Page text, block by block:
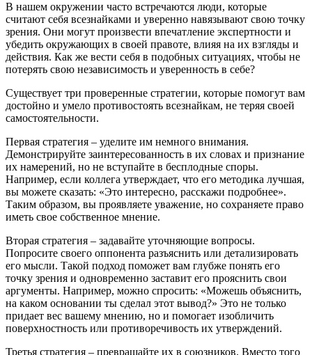
В нашем окружении часто встречаются люди, которые
считают себя всезнайками и уверенно навязывают свою точку
зрения. Они могут произвести впечатление экспертности и
убедить окружающих в своей правоте, влияя на их взгляды и
действия. Как же вести себя в подобных ситуациях, чтобы не
потерять свою независимость и уверенность в себе?
Существует три проверенные стратегии, которые помогут вам
достойно и умело противостоять всезнайкам, не теряя своей
самостоятельности.
Первая стратегия – уделите им немного внимания.
Демонстрируйте заинтересованность в их словах и признание
их намерений, но не вступайте в бесплодные споры.
Например, если коллега утверждает, что его методика лучшая,
вы можете сказать: «Это интересно, расскажи подробнее».
Таким образом, вы проявляете уважение, но сохраняете право
иметь свое собственное мнение.
Вторая стратегия – задавайте уточняющие вопросы.
Попросите своего оппонента разъяснить или детализировать
его мысли. Такой подход поможет вам глубже понять его
точку зрения и одновременно заставит его прояснить свои
аргументы. Например, можно спросить: «Можешь объяснить,
на каком основании ты сделал этот вывод?» Это не только
придает вес вашему мнению, но и помогает изобличить
поверхностность или противоречивость их утверждений.
Третья стратегия – превращайте их в союзников. Вместо того